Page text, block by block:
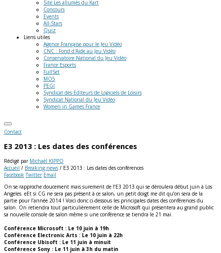
Site Les allumés du Kart
Concours
Events
All-Stars
Quiz
Liens utiles
Agence Française pour le Jeu Vidéo
CNC : Fond d'Aide au Jeu Vidéo
Conservatoire National du Jeu Vidéo
France Esports
FullSet
MO5
PEGI
Syndicat des Editeurs de Logiciels de Loisirs
Syndicat National du Jeu Vidéo
Women in Games France
Contact
E3 2013 : Les dates des conférences
Rédigé par Michaël KIPPO
Accueil / Breaking news / E3 2013 : Les dates des conférences
Facebook Twitter Email
On se rapproche doucement mais surement de l’E3 2013 qui se déroulera début juin à Los
Angeles. eEt si CG ne sera pas présent à ce salon, un petit doigt me dit qu’on sera de la
partie pour l’année 2014 ! Voici donc ci-dessous les principales dates des conférences du
salon. On retiendra tout particulièrement celle de Microsoft qui présentera au grand public
sa nouvelle console de salon même si une conférence se tiendra le 21 mai.
Conférence Microsoft : Le 10 juin à 19h
Conférence Electronic Arts : Le 10 juin à 22h
Conférence Ubisoft : Le 11 juin à minuit
Conférence Sony : Le 11 juin à 3h du matin